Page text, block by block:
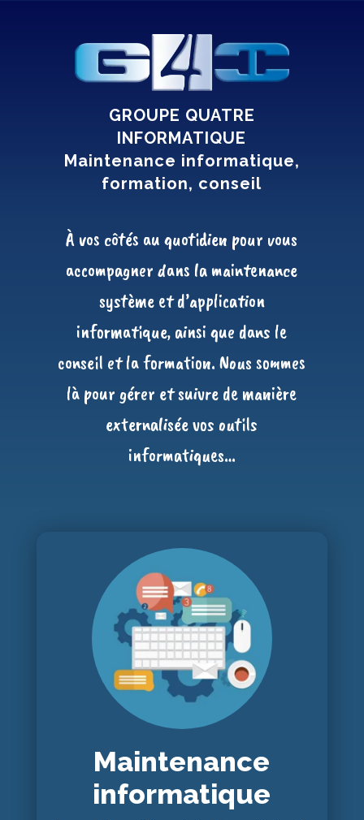
GROUPE QUATRE
INFORMATIQUE
Maintenance informatique,
formation, conseil
À vos côtés au quotidien pour vous
accompagner dans la maintenance
système et d’application
informatique, ainsi que dans le
conseil et la formation. Nous sommes
là pour gérer et suivre de manière
externalisée vos outils
informatiques…
Maintenance
informatique